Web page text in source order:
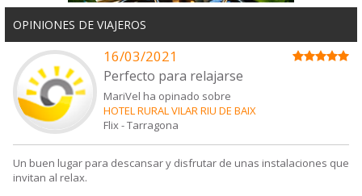
OPINIONES DE VIAJEROS
16/03/2021
Perfecto para relajarse
MariVel ha opinado sobre
HOTEL RURAL VILAR RIU DE BAIX
Flix-Tarragona
Un buen lugar para descansar y disfrutar de unas instalaciones que
invitan al relax.